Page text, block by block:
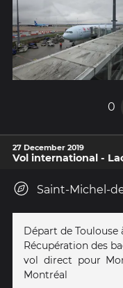
0
27 December 2019
Vol international -
Saint-Michel-
Départ de Toulouse
Récupération des
vol direct pour
Montréal